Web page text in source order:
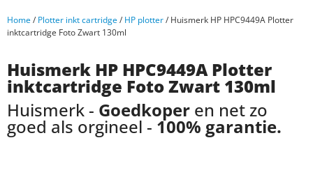
Home/ Plotter inkt cartridge/ HP plotter/ Huismerk HP HPC9449A Plotter
inktcartridge Foto Zwart 130ml
Huismerk HP HPC9449A Plotter
inktcartridge Foto Zwart 130ml
Huismerk - Goedkoper en net zo
goed als orgineel - 100% garantie.